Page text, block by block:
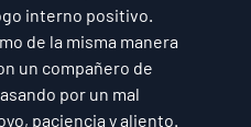
interno positivo.
de la misma manera
un compañero de
por un mal
paciencia y aliento.